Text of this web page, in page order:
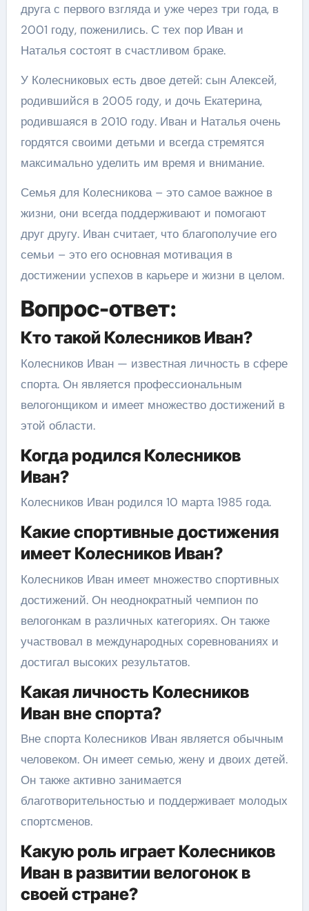
друга с первого взгляда и уже через три года, в
2001 году, поженились. С тех пор Иван и
Наталья состоят в счастливом браке.
У Колесниковых есть двое детей: сын Алексей,
родившийся в 2005 году, и дочь Екатерина,
родившаяся в 2010 году. Иван и Наталья очень
гордятся своими детьми и всегда стремятся
максимально уделить им время и внимание.
Семья для Колесникова – это самое важное в
жизни, они всегда поддерживают и помогают
друг другу. Иван считает, что благополучие его
семьи – это его основная мотивация в
достижении успехов в карьере и жизни в целом.
Вопрос-ответ:
Кто такой Колесников Иван?
Колесников Иван — известная личность в сфере
спорта. Он является профессиональным
велогонщиком и имеет множество достижений в
этой области.
Когда родился Колесников
Иван?
Колесников Иван родился 10 марта 1985 года.
Какие спортивные достижения
имеет Колесников Иван?
Колесников Иван имеет множество спортивных
достижений. Он неоднократный чемпион по
велогонкам в различных категориях. Он также
участвовал в международных соревнованиях и
достигал высоких результатов.
Какая личность Колесников
Иван вне спорта?
Вне спорта Колесников Иван является обычным
человеком. Он имеет семью, жену и двоих детей.
Он также активно занимается
благотворительностью и поддерживает молодых
спортсменов.
Какую роль играет Колесников
Иван в развитии велогонок в
своей стране?